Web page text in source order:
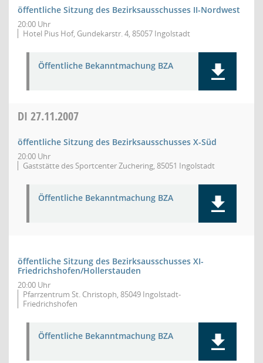
öffentliche Sitzung des Bezirksausschusses II-Nordwest
20:00 Uhr
Hotel Pius Hof, Gundekarstr. 4, 85057 Ingolstadt
Öffentliche Bekanntmachung BZA
DI 27.11.2007
öffentliche Sitzung des Bezirksausschusses X-Süd
20:00 Uhr
Gaststätte des Sportcenter Zuchering, 85051 Ingolstadt
Öffentliche Bekanntmachung BZA
öffentliche Sitzung des Bezirksausschusses XI-
Friedrichshofen/Hollerstauden
20:00 Uhr
Pfarrzentrum St. Christoph, 85049 Ingolstadt-
Friedrichshofen
Öffentliche Bekanntmachung BZA